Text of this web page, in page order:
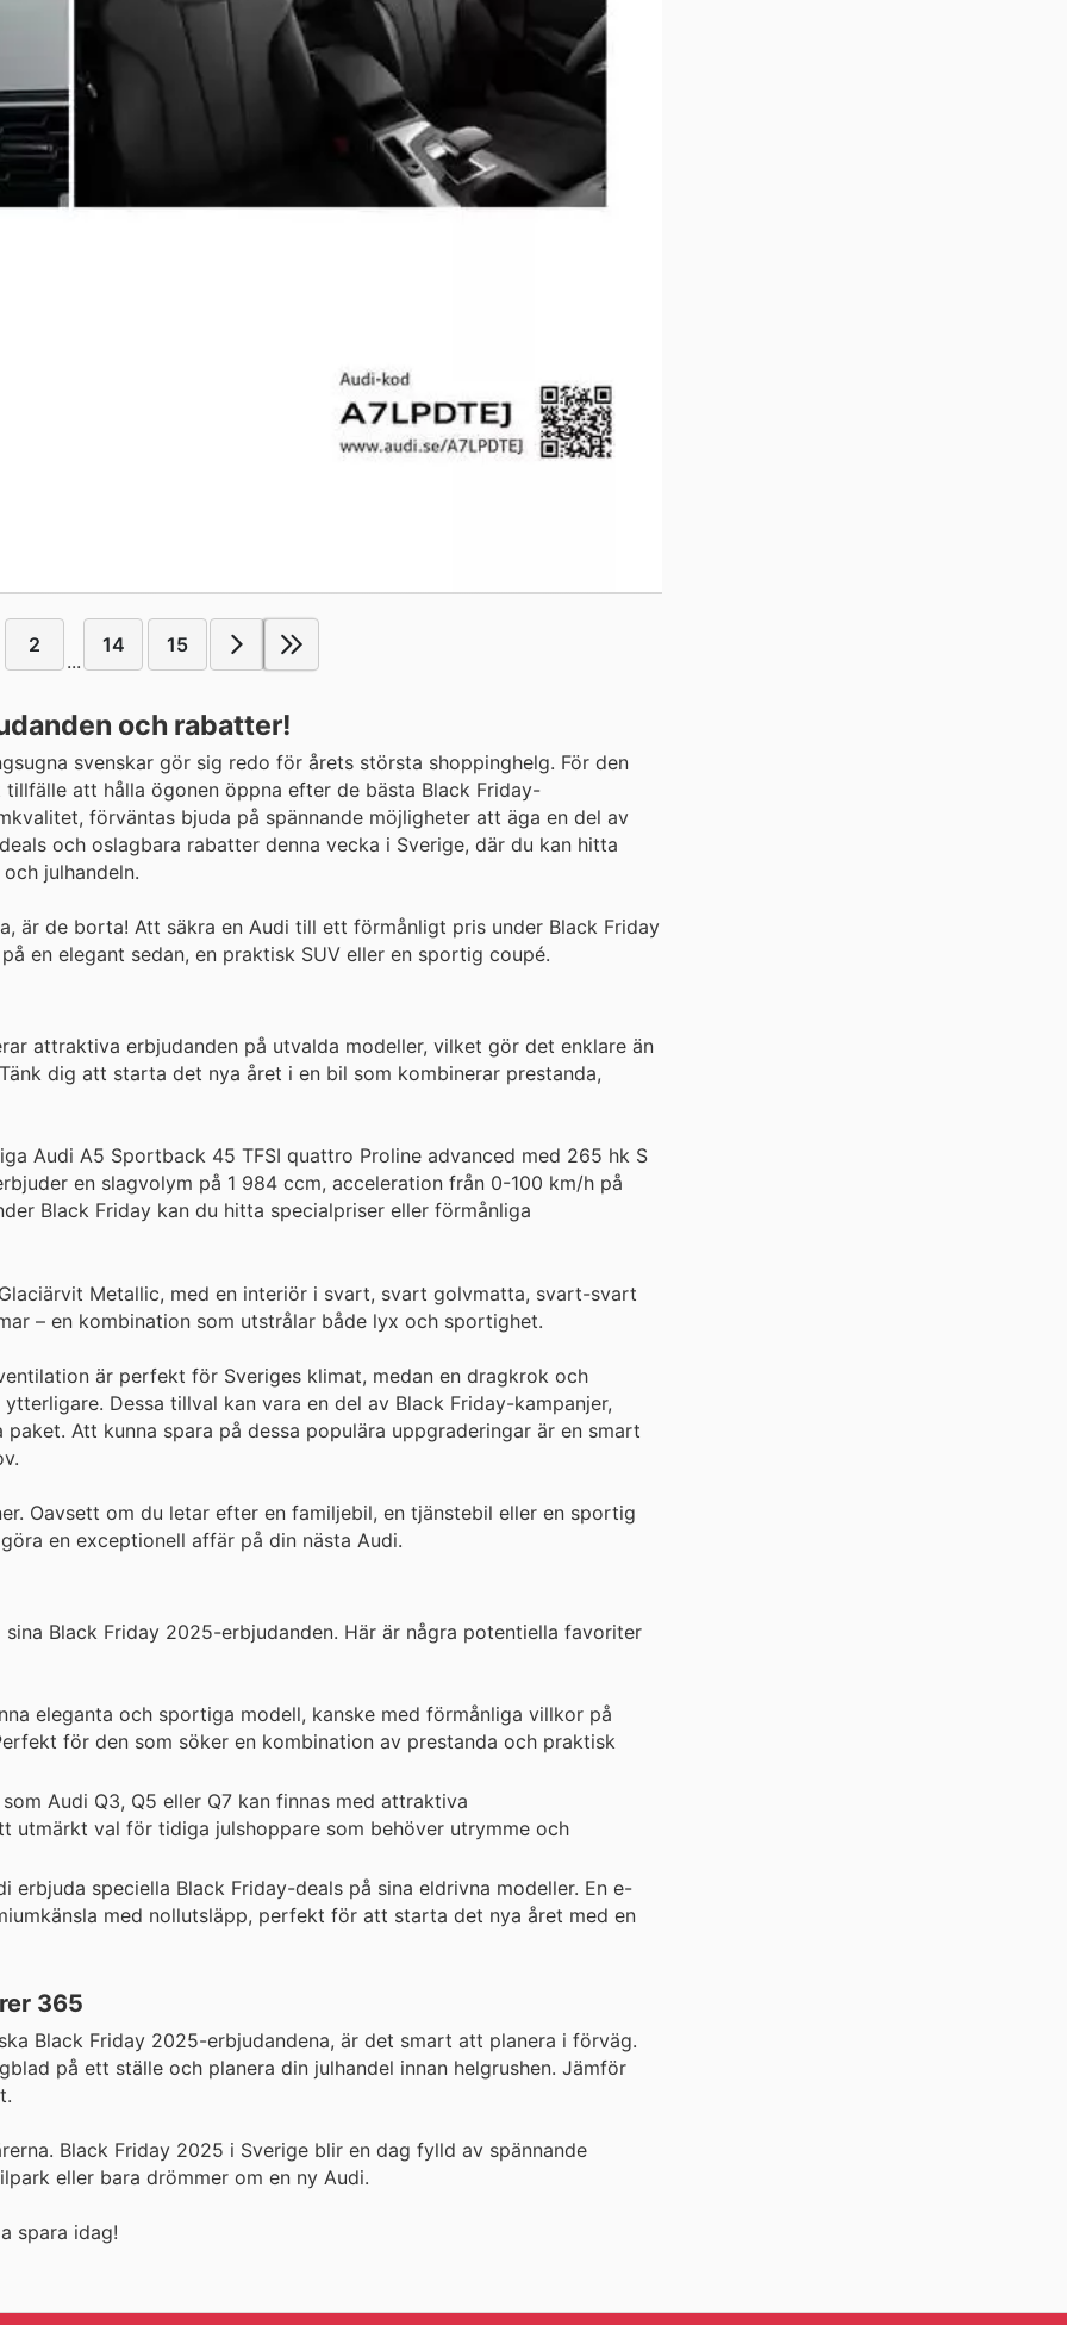
2
...
14 15
och rabatter!
svenskar gör sig redo för årets största shoppinghelg. För den
att hålla ögonen öppna efter de bästa Black Friday-
förväntas bjuda på spännande möjligheter att äga en del av
och oslagbara rabatter denna vecka i Sverige, där du kan hitta
julhandeln.
är de borta! Att säkra en Audi till ett förmånligt pris under Black Friday
en elegant sedan, en praktisk SUV eller en sportig coupé.
attraktiva erbjudanden på utvalda modeller, vilket gör det enklare än
dig att starta det nya året i en bil som kombinerar prestanda,
Audi A5 Sportback 45 TFSI quattro Proline advanced med 265 hk S
en slagvolym på 1 984 ccm, acceleration från 0-100 km/h på
Black Friday kan du hitta specialpriser eller förmånliga
Metallic, med en interiör i svart, svart golvmatta, svart-svart
– en kombination som utstrålar både lyx och sportighet.
är perfekt för Sveriges klimat, medan en dragkrok och
Dessa tillval kan vara en del av Black Friday-kampanjer,
Att kunna spara på dessa populära uppgraderingar är en smart
Oavsett om du letar efter en familjebil, en tjänstebil eller en sportig
en exceptionell affär på din nästa Audi.
Black Friday 2025-erbjudanden. Här är några potentiella favoriter
eleganta och sportiga modell, kanske med förmånliga villkor på
för den som söker en kombination av prestanda och praktisk
Audi Q3, Q5 eller Q7 kan finnas med attraktiva
utmärkt val för tidiga julshoppare som behöver utrymme och
erbjuda speciella Black Friday-deals på sina eldrivna modeller. En e-
med nollutsläpp, perfekt för att starta det nya året med en
365
Black Friday 2025-erbjudandena, är det smart att planera i förväg.
på ett ställe och planera din julhandel innan helgrushen. Jämför
Black Friday 2025 i Sverige blir en dag fylld av spännande
eller bara drömmer om en ny Audi.
spara idag!